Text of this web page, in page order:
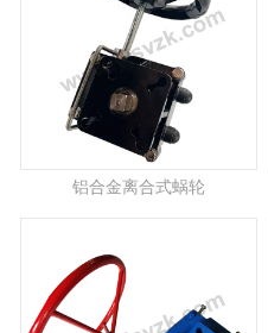
铝合金离合式蜗轮